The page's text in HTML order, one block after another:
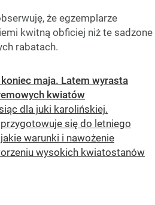
że egzemplarze
kwitną obficiej niż te sadzone
rabatach.
maja. Latem wyrasta
kwiatów
dla juki karolińskiej.
się do letniego
warunki i nawożenie
wysokich kwiatostanów